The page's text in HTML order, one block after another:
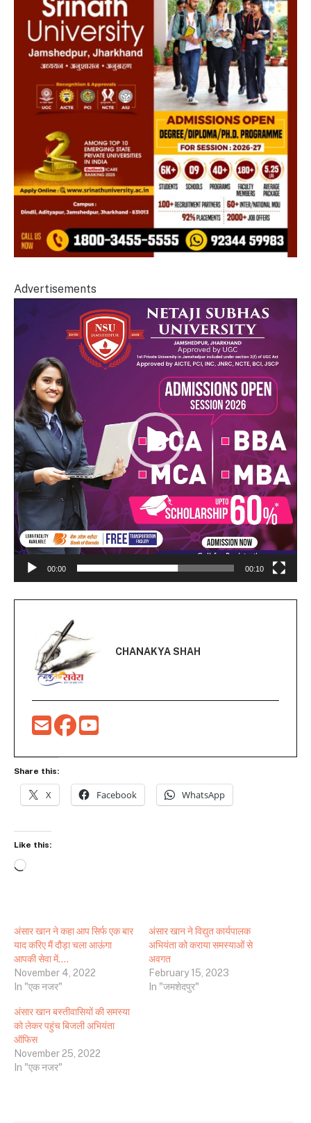
Advertisements
Player
00:00 00:10
CHANAKYA SHAH
Share this:
X Facebook WhatsApp
Like this:
Loading…
अंसार खान ने कहा आप सिर्फ एक बार
याद करिए मैं दौड़ा चला आऊंगा
आपकी सेवा में….
November 4, 2022
In "एक नजर"
अंसार खान ने विद्युत कार्यपालक
अभियंता को कराया समस्याओं से
अवगत
February 15, 2023
In "जमशेदपुर"
अंसार खान बस्तीवासियों की समस्या
को लेकर पहुंच बिजली अभियंता
ऑफिस
November 25, 2022
In "एक नजर"